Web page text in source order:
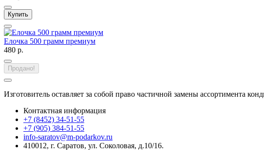
Купить
Елочка 500 грамм премиум
480 р.
Продано!
Изготовитель оставляет за собой право частичной замены ассортимента
Контактная информация
+7 (8452) 34-51-55
+7 (905) 384-51-55
info-saratov@m-podarkov.ru
410012, г. Саратов, ул. Соколовая, д.10/16.